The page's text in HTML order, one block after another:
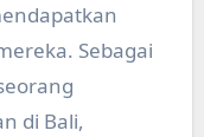
Sebagai
di Bali,